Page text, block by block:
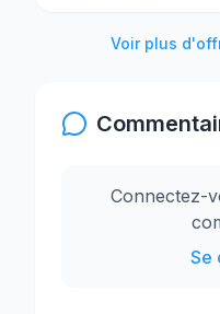
Voir plus
Connectez-
Se